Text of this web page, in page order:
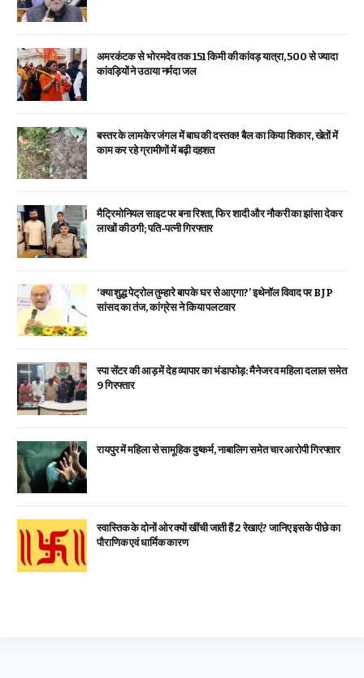
अमरकंटक से भोरमदेव तक 151 किमी की कांवड़ यात्रा, 500 से ज्यादा
कांवड़ियों ने उठाया नर्मदा जल
बस्तर के लामकेर जंगल में बाघ की दस्तक! बैल का किया शिकार, खेतों में
काम कर रहे ग्रामीणों में बढ़ी दहशत
मैट्रिमोनियल साइट पर बना रिश्ता, फिर शादी और नौकरी का झांसा देकर
लाखों की ठगी; पति-पत्नी गिरफ्तार
‘क्या शुद्ध पेट्रोल तुम्हारे बाप के घर से आएगा?’ इथेनॉल विवाद पर BJP
सांसद का तंज, कांग्रेस ने किया पलटवार
स्पा सेंटर की आड़ में देह व्यापार का भंडाफोड़: मैनेजर व महिला दलाल समेत
9 गिरफ्तार
रायपुर में महिला से सामूहिक दुष्कर्म, नाबालिग समेत चार आरोपी गिरफ्तार
स्वास्तिक के दोनों ओर क्यों खींची जाती हैं 2 रेखाएं? जानिए इसके पीछे का
पौराणिक एवं धार्मिक कारण